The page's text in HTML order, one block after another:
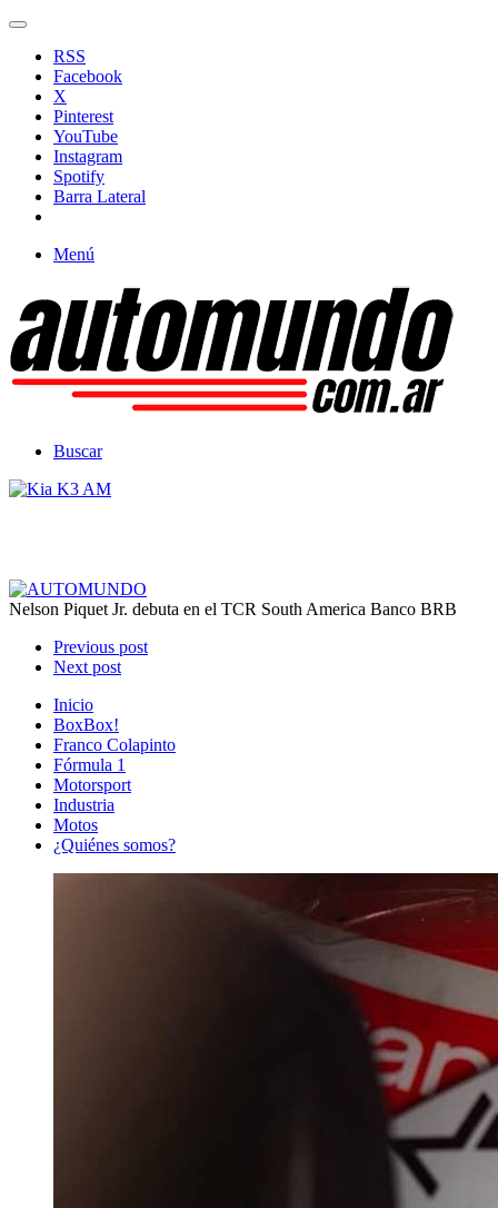
RSS
Facebook
X
Pinterest
YouTube
Instagram
Spotify
Barra Lateral
Menú
Buscar
Nelson Piquet Jr. debuta en el TCR South America Banco BRB
Previous post
Next post
Inicio
BoxBox!
Franco Colapinto
Fórmula 1
Motorsport
Industria
Motos
¿Quiénes somos?